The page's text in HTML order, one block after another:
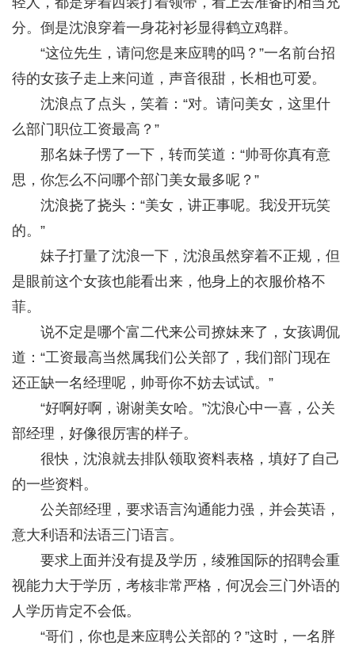
分。倒是沈浪穿着一身花衬衫显得鹤立鸡群。
“这位先生，请问您是来应聘的吗？”一名前台招
待的女孩子走上来问道，声音很甜，长相也可爱。
沈浪点了点头，笑着：“对。请问美女，这里什
么部门职位工资最高？”
那名妹子愣了一下，转而笑道：“帅哥你真有意
思，你怎么不问哪个部门美女最多呢？”
沈浪挠了挠头：“美女，讲正事呢。我没开玩笑
的。”
妹子打量了沈浪一下，沈浪虽然穿着不正规，但
是眼前这个女孩也能看出来，他身上的衣服价格不
菲。
说不定是哪个富二代来公司撩妹来了，女孩调侃
道：“工资最高当然属我们公关部了，我们部门现在
还正缺一名经理呢，帅哥你不妨去试试。”
“好啊好啊，谢谢美女哈。”沈浪心中一喜，公关
部经理，好像很厉害的样子。
很快，沈浪就去排队领取资料表格，填好了自己
的一些资料。
公关部经理，要求语言沟通能力强，并会英语，
意大利语和法语三门语言。
要求上面并没有提及学历，绫雅国际的招聘会重
视能力大于学历，考核非常严格，何况会三门外语的
人学历肯定不会低。
“哥们，你也是来应聘公关部的？”这时，一名胖